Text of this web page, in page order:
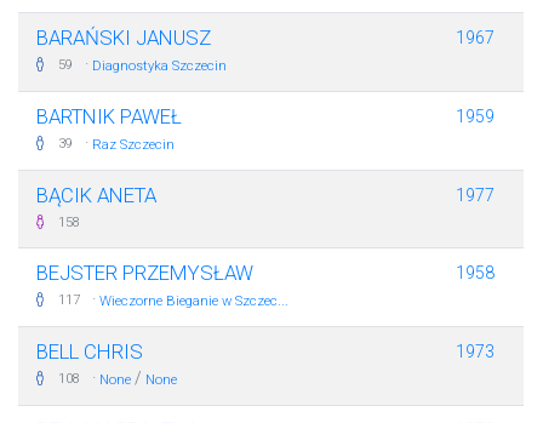
BARAŃSKI JANUSZ
59 · Diagnostyka Szczecin
1967
BARTNIK PAWEŁ
39 · Raz Szczecin
1959
BĄCIK ANETA
158
1977
BEJSTER PRZEMYSŁAW
117 · Wieczorne Bieganie w Szczec...
1958
BELL CHRIS
108 · None / None
1973